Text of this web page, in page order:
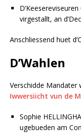
virgestallt, an
Anschliessend huet
D’Wahlen
Verschidde Mandater
Iwwersiicht vun de
Sophie
ugebueden am